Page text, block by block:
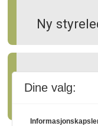
Ny
Slik kan
klima og
Dine valg: